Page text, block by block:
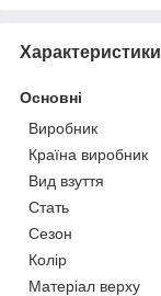
Характеристики
Основні
Виробник
Країна виробник
Вид взуття
Стать
Сезон
Колір
Матеріал верху